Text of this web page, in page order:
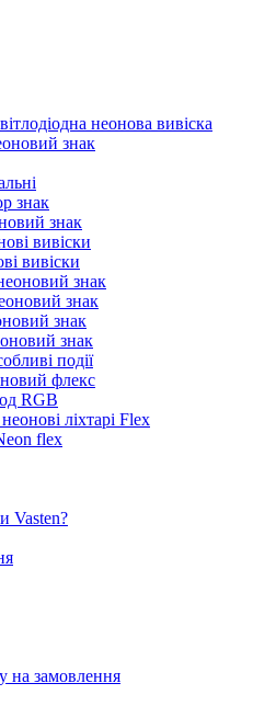
неонова вивіска
знак
знак
знак
вивіски
вивіски
знак
знак
знак
знак
події
флекс
RGB
ліхтарі Flex
flex
Vasten?
на замовлення